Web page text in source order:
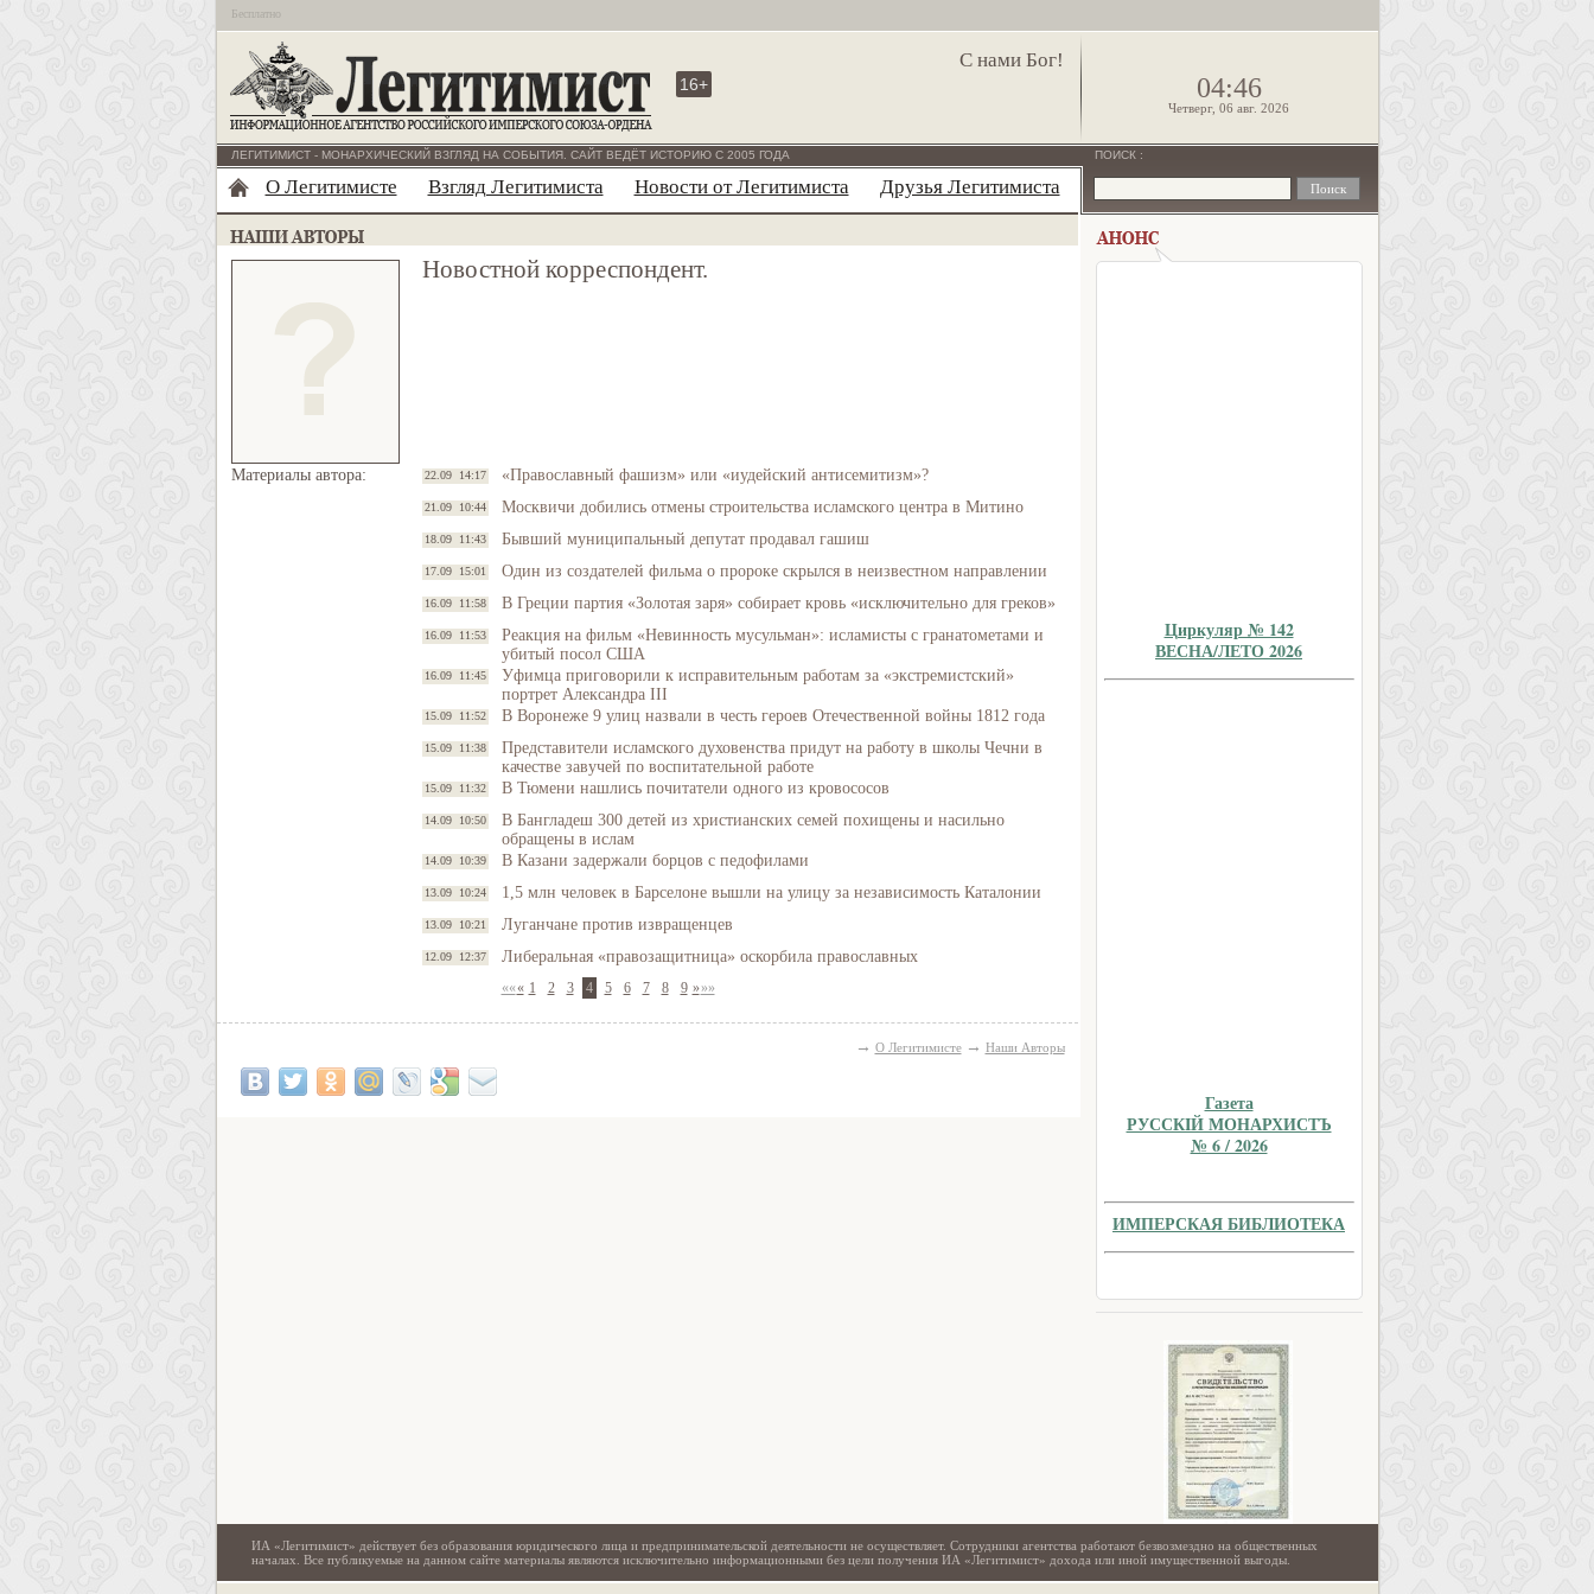
Бесплатно
С нами Бог!
16+ 04:46
Четверг, 06 авг. 2026
ЛЕГИТИМИСТ - МОНАРХИЧЕСКИЙ ВЗГЛЯД НА СОБЫТИЯ. САЙТ ВЕДЁТ ИСТОРИЮ С 2005 ГОДА
О Легитимисте Взгляд Легитимиста Новости от Легитимиста Друзья Легитимиста
Новостной корреспондент.
Материалы автора: 22.09 14:17 «Православный фашизм» или «иудейский антисемитизм»?
21.09 10:44 Москвичи добились отмены строительства исламского центра в Митино
18.09 11:43 Бывший муниципальный депутат продавал гашиш
17.09 15:01 Один из создателей фильма о пророке скрылся в неизвестном направлении
16.09 11:58 В Греции партия «Золотая заря» собирает кровь «исключительно для греков»
16.09 11:53
Реакция на фильм «Невинность мусульман»: исламисты с гранатометами и
убитый посол США
16.09 11:45
Уфимца приговорили к исправительным работам за «экстремистский»
портрет Александра III
15.09 11:52 В Воронеже 9 улиц назвали в честь героев Отечественной войны 1812 года
15.09 11:38
Представители исламского духовенства придут на работу в школы Чечни в
качестве завучей по воспитательной работе
15.09 11:32 В Тюмени нашлись почитатели одного из кровососов
14.09 10:50
В Бангладеш 300 детей из христианских семей похищены и насильно
обращены в ислам
14.09 10:39 В Казани задержали борцов с педофилами
13.09 10:24 1,5 млн человек в Барселоне вышли на улицу за независимость Каталонии
13.09 10:21 Луганчане против извращенцев
12.09 12:37 Либеральная «правозащитница» оскорбила православных
««« 1 2 3 4 5 6 7 8 9 »»»
→ О Легитимисте → Наши Авторы
ПОИСК :
Циркуляр № 142
ВЕСНА/ЛЕТО 2026
Газета
РУССКIЙ МОНАРХИСТЪ
№ 6 / 2026
ИМПЕРСКАЯ БИБЛИОТЕКА
ИА «Легитимист» действует без образования юридического лица и предпринимательской деятельности не осуществляет. Сотрудники агентства работают безвозмездно на общественных
началах. Все публикуемые на данном сайте материалы являются исключительно информационными без цели получения ИА «Легитимист» дохода или иной имущественной выгоды.